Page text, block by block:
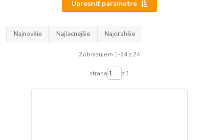
Upresniť parametre
Najnovšie Najlacnejšie Najdrahšie
Zobrazujem 1-24 z 24
strana z 1